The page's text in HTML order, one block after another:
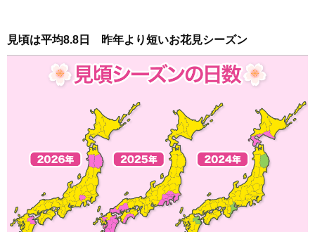
見頃は平均8.8日　昨年より短いお花見シーズン